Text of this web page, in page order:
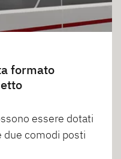
formato
essere dotati
comodi posti